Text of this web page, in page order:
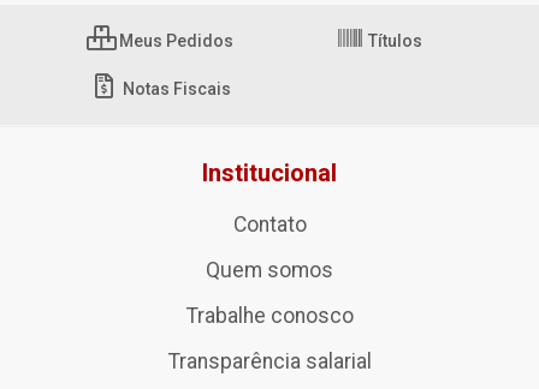
Meus Pedidos Títulos
Notas Fiscais
Institucional
Contato
Quem somos
Trabalhe conosco
Transparência salarial